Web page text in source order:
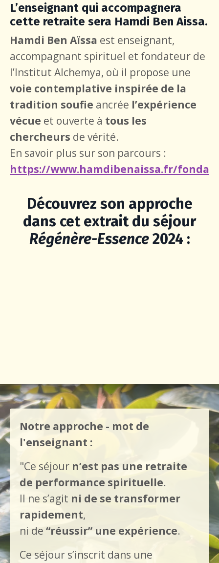
L’enseignant qui accompagnera
cette retraite sera Hamdi Ben Aissa.
Hamdi Ben Aïssa est enseignant,
accompagnant spirituel et fondateur de
l’Institut Alchemya, où il propose une
voie contemplative inspirée de la
tradition soufie ancrée l’expérience
vécue et ouverte à tous les
chercheurs de vérité.
En savoir plus sur son parcours :
https://www.hamdibenaissa.fr/
Découvrez son approche
dans cet extrait du séjour
Régénère-Essence2024 :
Notre approche - mot de
l'enseignant :
"Ce séjour n’est pas une retraite
de performance spirituelle.
Il ne s’agit ni de se transformer
rapidement,
ni de “réussir” une expérience.
Ce séjour s’inscrit dans une